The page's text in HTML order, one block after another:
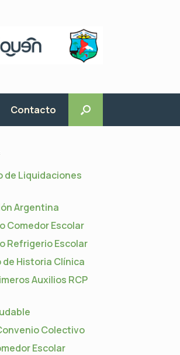
Contacto
de Liquidaciones
Argentina
Comedor Escolar
Refrigerio Escolar
de Historia Clínica
Auxilios RCP
Colectivo
Escolar